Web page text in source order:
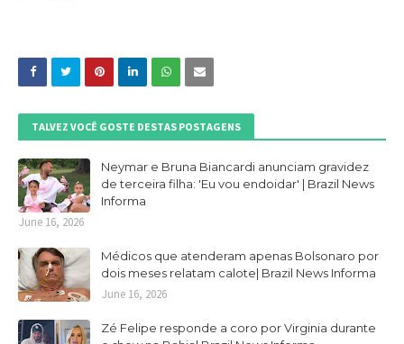
TALVEZ VOCÊ GOSTE DESTAS POSTAGENS
Neymar e Bruna Biancardi anunciam gravidez
de terceira filha: 'Eu vou endoidar' | Brazil News
Informa
June 16, 2026
Médicos que atenderam apenas Bolsonaro por
dois meses relatam calote| Brazil News Informa
June 16, 2026
Zé Felipe responde a coro por Virginia durante